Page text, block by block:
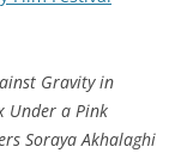
Gravity in
Under a Pink
Soraya Akhalaghi